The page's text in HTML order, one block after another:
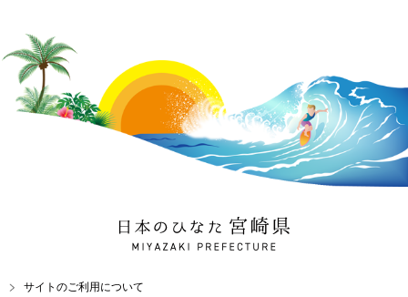
日本のひなた 宮崎県
MIYAZAKI PREFECTURE
サイトのご利用について